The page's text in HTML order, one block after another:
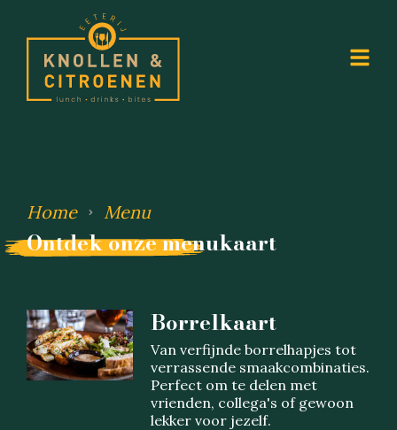
Home Menu
Ontdek onze menukaart
Borrelkaart
Van verfijnde borrelhapjes tot
verrassende smaakcombinaties.
Perfect om te delen met
vrienden, collega's of gewoon
lekker voor jezelf.